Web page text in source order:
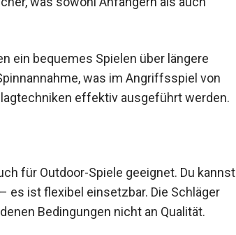
ein bequemes Spielen über längere
was im Angriffsspiel von
effektiv ausgeführt werden.
für Outdoor-Spiele geeignet. Du kannst
es ist flexibel einsetzbar. Die Schläger
Bedingungen nicht an Qualität.